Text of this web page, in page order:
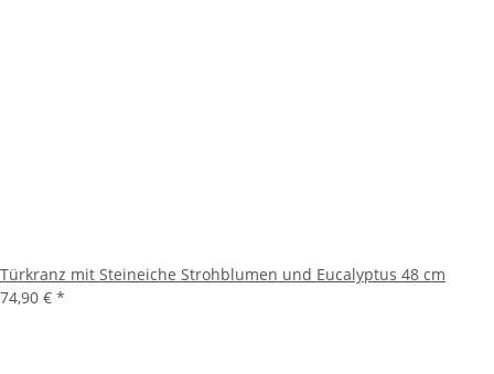
Türkranz mit Steineiche Strohblumen und Eucalyptus 48 cm
74,90 € *